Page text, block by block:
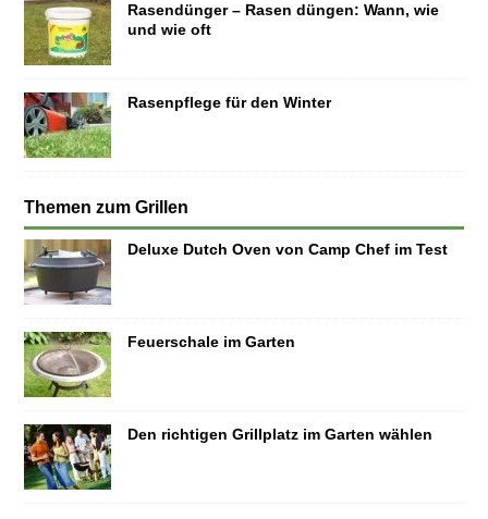
Rasendünger – Rasen düngen: Wann, wie
und wie oft
Rasenpflege für den Winter
Themen zum Grillen
Deluxe Dutch Oven von Camp Chef im Test
Feuerschale im Garten
Den richtigen Grillplatz im Garten wählen